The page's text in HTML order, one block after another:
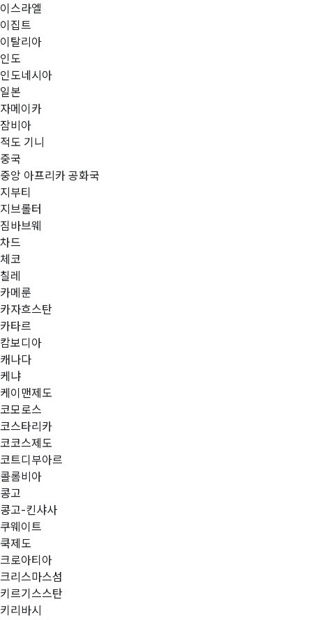
이스라엘
이집트
이탈리아
인도
인도네시아
일본
자메이카
잠비아
적도 기니
중국
중앙 아프리카 공화국
지부티
지브롤터
짐바브웨
차드
체코
칠레
카메룬
카자흐스탄
카타르
캄보디아
캐나다
케냐
케이맨제도
코모로스
코스타리카
코코스제도
코트디부아르
콜롬비아
콩고
콩고-킨샤사
쿠웨이트
쿡제도
크로아티아
크리스마스섬
키르기스스탄
키리바시